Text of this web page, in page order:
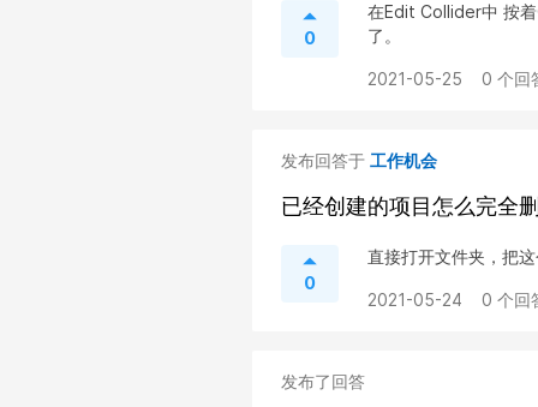
0
在Edit Collider中 按
了。
2021-05-25 0 个回
发布回答于 工作机会
已经创建的项目怎么完全
0
直接打开文件夹，把
2021-05-24 0 个回
发布了回答